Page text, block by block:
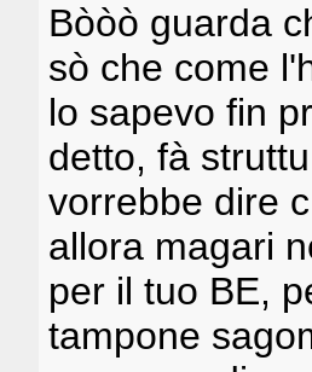
Bòòò guarda
sò che come
lo sapevo fin
detto, fà
vorrebbe dire
allora magari
per il tuo BE,
tampone